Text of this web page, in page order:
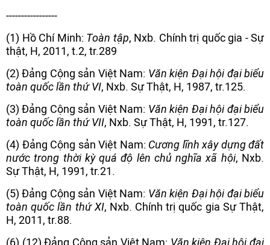
-----------------
(1) Hồ Chí Minh: Toàn tập, Nxb. Chính trị quốc gia - Sự
thật, H, 2011, t.2, tr.289
(2) Đảng Cộng sản Việt Nam: Văn kiện Đại hội đại biểu
toàn quốc lần thứ VI, Nxb. Sự Thật, H, 1987, tr.125.
(3) Đảng Cộng sản Việt Nam: Văn kiện Đại hội đại biểu
toàn quốc lần thứ VII, Nxb. Sự Thật, H, 1991, tr.127.
(4) Đảng Cộng sản Việt Nam: Cương lĩnh xây dựng đất
nước trong thời kỳ quá độ lên chủ nghĩa xã hội, Nxb.
Sự Thật, H, 1991, tr.21.
(5) Đảng Cộng sản Việt Nam: Văn kiện Đại hội đại biểu
toàn quốc lần thứ XI, Nxb. Chính trị quốc gia Sự Thật,
H, 2011, tr.88.
(6) (12) Đảng Cộng sản Việt Nam: Văn kiện Đại hội đại